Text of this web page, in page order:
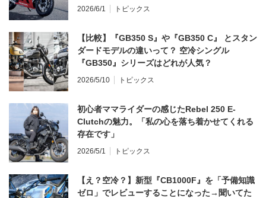
2026/6/1 トピックス
【比較】『GB350 S』や『GB350 C』 とスタン
ダードモデルの違いって？ 空冷シングル
『GB350』シリーズはどれが人気？
2026/5/10 トピックス
初心者ママライダーの感じたRebel 250 E-
Clutchの魅力。「私の心を落ち着かせてくれる
存在です」
2026/5/1 トピックス
【え？空冷？】新型『CB1000F』を「予備知識
ゼロ」でレビューすることになった→聞いてた